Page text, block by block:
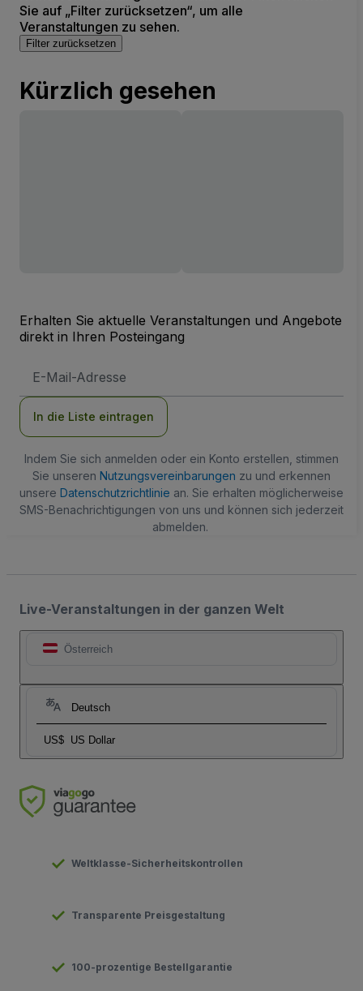
Sie auf „Filter zurücksetzen“, um alle
Veranstaltungen zu sehen.
Filter zurücksetzen
Kürzlich gesehen
Erhalten Sie aktuelle Veranstaltungen und Angebote
direkt in Ihren Posteingang
Mail-
In die Liste eintragen
Indem Sie sich anmelden oder ein Konto erstellen, stimmen
Sie unseren Nutzungsvereinbarungen zu und erkennen
unsere Datenschutzrichtlinie an. Sie erhalten möglicherweise
SMS-Benachrichtigungen von uns und können sich jederzeit
abmelden.
Live-Veranstaltungen in der ganzen Welt
Österreich
Deutsch
US$ US Dollar
Weltklasse-Sicherheitskontrollen
Transparente Preisgestaltung
100-prozentige Bestellgarantie